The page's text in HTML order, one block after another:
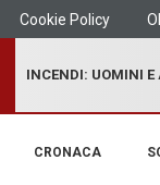
Cookie Policy
INCENDI: UOMINI E
CRONACA